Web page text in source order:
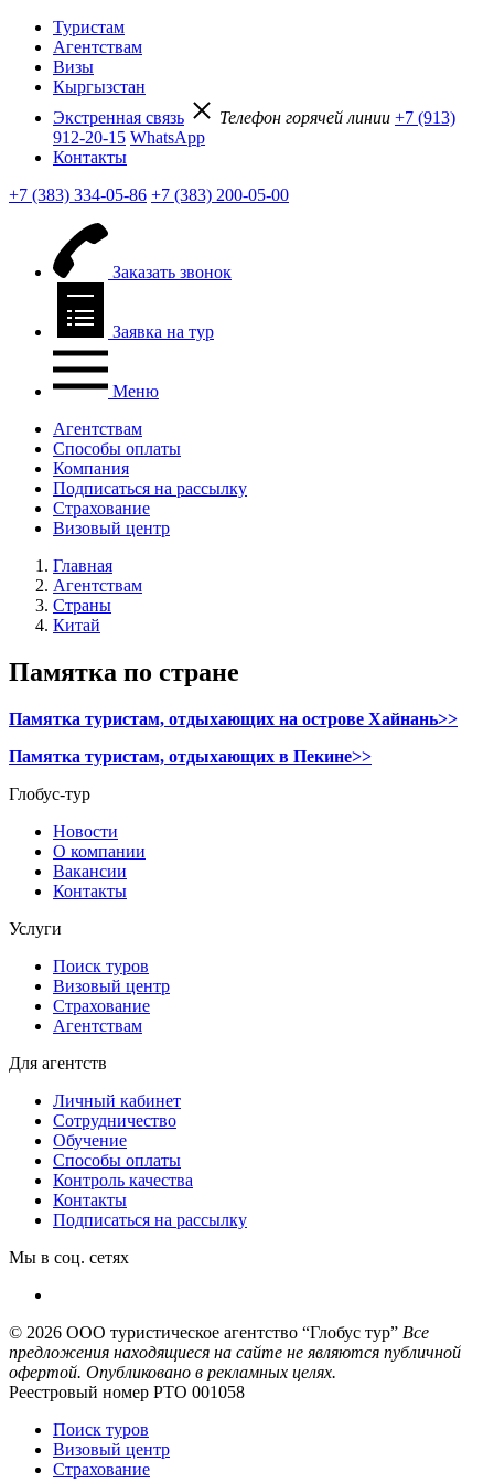
Туристам
Агентствам
Визы
Кыргызстан
Экстренная связь
Телефон горячей линии +7 (913)
912-20-15 WhatsApp
Контакты
+7 (383) 334-05-86 +7 (383) 200-05-00
Заказать звонок
Заявка на тур
Меню
Агентствам
Способы оплаты
Компания
Подписаться на рассылку
Страхование
Визовый центр
Главная
Агентствам
Страны
Китай
Памятка по стране
Памятка туристам, отдыхающих на острове Хайнань>>
Памятка туристам, отдыхающих в Пекине>>
Глобус-тур
Новости
О компании
Вакансии
Контакты
Услуги
Поиск туров
Визовый центр
Страхование
Агентствам
Для агентств
Личный кабинет
Сотрудничество
Обучение
Способы оплаты
Контроль качества
Контакты
Подписаться на рассылку
Мы в соц. сетях
© 2026 ООО туристическое агентство “Глобус тур” Все
предложения находящиеся на сайте не являются публичной
офертой. Опубликовано в рекламных целях.
Реестровый номер РТО 001058
Поиск туров
Визовый центр
Страхование